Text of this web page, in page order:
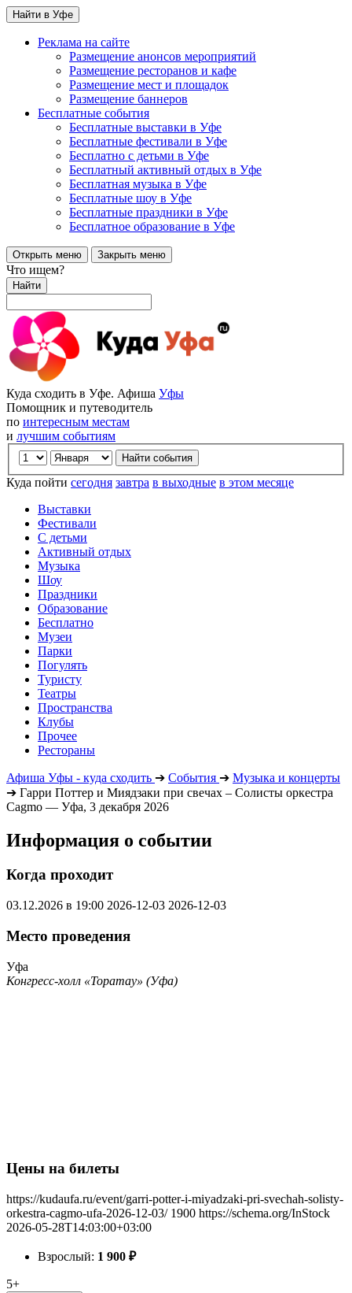
Найти в Уфе
Реклама на сайте
Размещение анонсов мероприятий
Размещение ресторанов и кафе
Размещение мест и площадок
Размещение баннеров
Бесплатные события
Бесплатные выставки в Уфе
Бесплатные фестивали в Уфе
Бесплатно с детьми в Уфе
Бесплатный активный отдых в Уфе
Бесплатная музыка в Уфе
Бесплатные шоу в Уфе
Бесплатные праздники в Уфе
Бесплатное образование в Уфе
Открыть меню Закрыть меню
Что ищем?
Найти
Куда сходить в Уфе. Афиша Уфы
Помощник и путеводитель
по интересным местам
и лучшим событиям
Куда пойти сегодня завтра в выходные в этом месяце
Выставки
Фестивали
С детьми
Активный отдых
Музыка
Шоу
Праздники
Образование
Бесплатно
Музеи
Парки
Погулять
Туристу
Театры
Пространства
Клубы
Прочее
Рестораны
Афиша Уфы - куда сходить ➔ События ➔ Музыка и концерты
➔ Гарри Поттер и Миядзаки при свечах – Солисты оркестра
Cagmo — Уфа, 3 декабря 2026
Информация о событии
Когда проходит
03.12.2026 в 19:00 2026-12-03 2026-12-03
Место проведения
Уфа
Конгресс-холл «Торатау» (Уфа)
Цены на билеты
https://kudaufa.ru/event/garri-potter-i-miyadzaki-pri-svechah-solisty-
orkestra-cagmo-ufa-2026-12-03/ 1900 https://schema.org/InStock
2026-05-28T14:03:00+03:00
Взрослый: 1 900 ₽
5+